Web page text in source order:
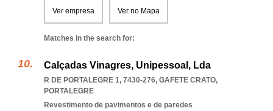
Ver empresa Ver no Mapa
Matches in the search for:
Calçadas Vinagres, Unipessoal, Lda
R DE PORTALEGRE 1, 7430-276, GAFETE CRATO,
PORTALEGRE
Revestimento de pavimentos e de paredes